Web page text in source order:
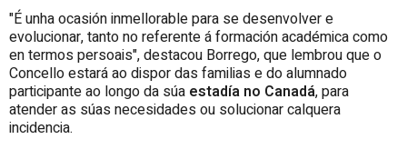
"É unha ocasión inmellorable para se desenvolver e
evolucionar, tanto no referente á formación académica como
en termos persoais", destacou Borrego, que lembrou que o
Concello estará ao dispor das familias e do alumnado
participante ao longo da súa estadía no Canadá, para
atender as súas necesidades ou solucionar calquera
incidencia.